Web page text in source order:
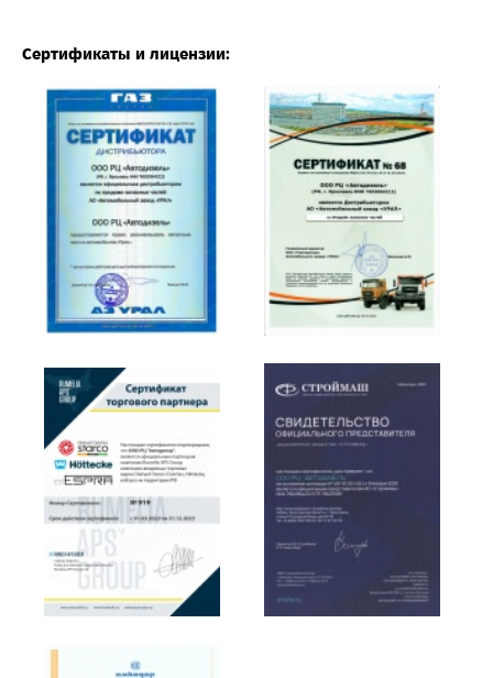
Сертификаты и лицензии: